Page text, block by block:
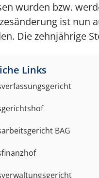
wurden bzw.
ist nun
Die zehnjährige
Links
BAG